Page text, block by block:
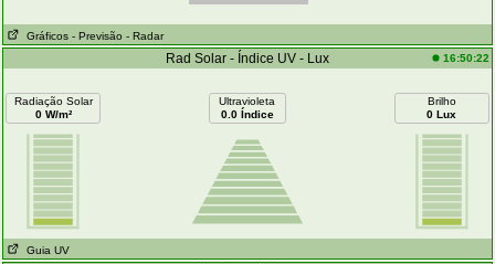
Gráficos - Previsão - Radar
Rad Solar - Índice UV - Lux 16:50:22
Radiação Solar
0 W/m²
Ultravioleta
0.0 Índice
Brilho
0 Lux
Guia UV